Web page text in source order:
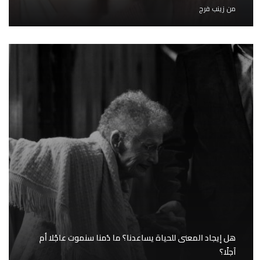
من زينب فرج
هل إيجاد المعنى للحياة يساعدنا؟ ما دُمنا سنموت عاجًلا أم
آجلًا؟